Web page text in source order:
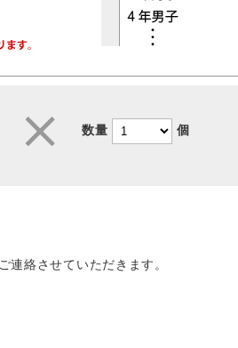
数量 個
絡させていただきます。